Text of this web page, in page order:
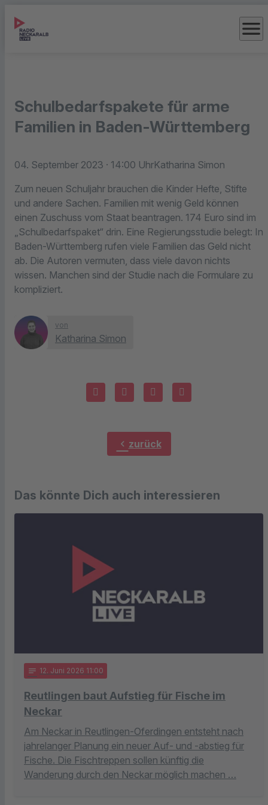
menu
Schulbedarfspakete für arme
Familien in Baden-Württemberg
04. September 2023 · 14:00 UhrKatharina Simon
Zum neuen Schuljahr brauchen die Kinder Hefte, Stifte
und andere Sachen. Familien mit wenig Geld können
einen Zuschuss vom Staat beantragen. 174 Euro sind im
„Schulbedarfspaket“ drin. Eine Regierungsstudie belegt: In
Baden-Württemberg rufen viele Familien das Geld nicht
ab. Die Autoren vermuten, dass viele davon nichts
wissen. Manchen sind der Studie nach die Formulare zu
kompliziert.
von
Katharina Simon
chevron_left zurück
Das könnte Dich auch interessieren
notes 12. Juni 2026 11:00
Reutlingen baut Aufstieg für Fische im
Neckar
Am Neckar in Reutlingen-Oferdingen entsteht nach
jahrelanger Planung ein neuer Auf- und -abstieg für
Fische. Die Fischtreppen sollen künftig die
Wanderung durch den Neckar möglich machen …